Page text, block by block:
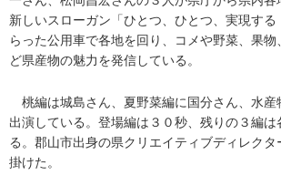
新しいスローガン「ひとつ、ひとつ、実現す
らった公用車で各地を回り、コメや野菜、果
ど県産物の魅力を発信している。
桃編は城島さん、夏野菜編に国分さん、水産
出演している。登場編は３０秒、残りの３編
る。郡山市出身の県クリエイティブディレク
掛けた。